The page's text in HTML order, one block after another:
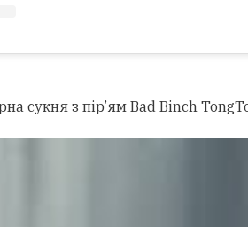
сукня з пір’ям Bad Binch